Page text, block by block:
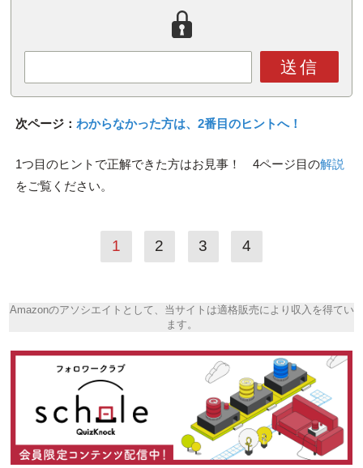
送信
次ページ： わからなかった方は、2番目のヒントへ！
1つ目のヒントで正解できた方はお見事！ 4ページ目の解説
をご覧ください。
1 2 3 4
Amazonのアソシエイトとして、当サイトは適格販売により収入を得てい
ます。